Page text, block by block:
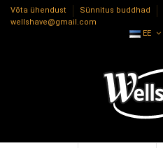
Võta ühendust Sünnitus buddhad
wellshave@gmail.com
EE